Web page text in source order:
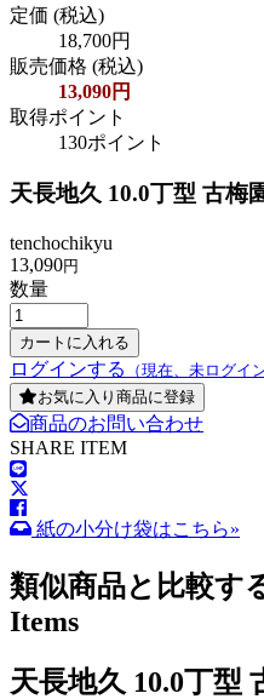
定価 (税込)
18,700円
販売価格 (税込)
13,090円
取得ポイント
130ポイント
天長地久 10.0丁型 古梅
tenchochikyu
13,090円
数量
ログインする
（現在、未ログイ
お気に入り商品に登録
商品のお問い合わせ
SHARE ITEM
紙の小分け袋はこちら»
類似商品と比較す
Items
天長地久 10.0丁型